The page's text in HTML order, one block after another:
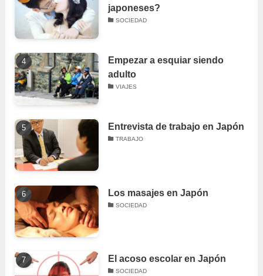
japoneses?
SOCIEDAD
Empezar a esquiar siendo
adulto
VIAJES
Entrevista de trabajo en Japón
TRABAJO
Los masajes en Japón
SOCIEDAD
El acoso escolar en Japón
SOCIEDAD